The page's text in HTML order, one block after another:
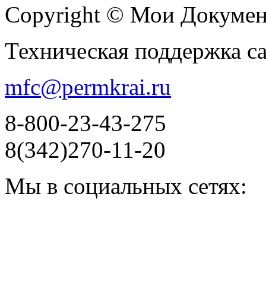
Copyright © Мои
Техническая поддержка
mfc@permkrai.ru
8-800-23-43-275
8(342)270-11-20
Мы в социальных сетях: